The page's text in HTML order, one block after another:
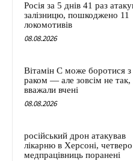
Росія за 5 днів 41 раз
залізницю, пошкоджено 11
локомотивів
08.08.2026
Вітамін C може боротися з
раком — але зовсім не так,
вважали вчені
08.08.2026
російський дрон атакував
лікарню в Херсоні, четверо
медпрацівниць поранені